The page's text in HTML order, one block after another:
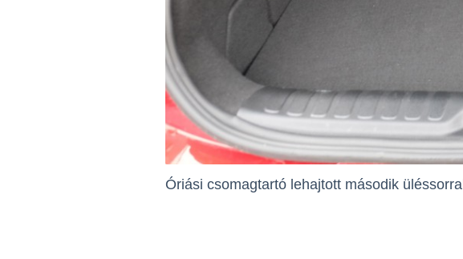
Óriási csomagtartó lehajtott második üléssorral